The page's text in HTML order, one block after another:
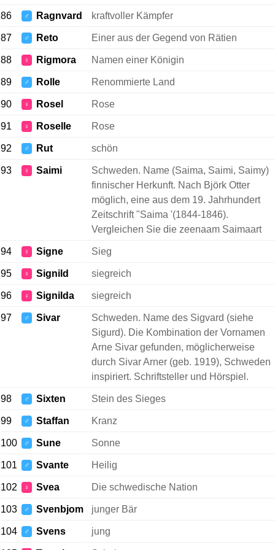
86 ♂ Ragnvard kraftvoller Kämpfer
87 ♂ Reto Einer aus der Gegend von Rätien
88 ♀ Rigmora Namen einer Königin
89 ♂ Rolle Renommierte Land
90 ♀ Rosel Rose
91 ♀ Roselle Rose
92 ♂ Rut schön
93 ♀ Saimi
Schweden. Name (Saima, Saimi, Saimy)
finnischer Herkunft. Nach Björk Otter
möglich, eine aus dem 19. Jahrhundert
Zeitschrift "Saima '(1844-1846).
Vergleichen Sie die zeenaam Saimaart
94 ♀ Signe Sieg
95 ♀ Signild siegreich
96 ♀ Signilda siegreich
97 ♂ Sivar
Schweden. Name des Sigvard (siehe
Sigurd). Die Kombination der Vornamen
Arne Sivar gefunden, möglicherweise
durch Sivar Arner (geb. 1919), Schweden
inspiriert. Schriftsteller und Hörspiel.
98 ♂ Sixten Stein des Sieges
99 ♂ Staffan Kranz
100 ♂ Sune Sonne
101 ♂ Svante Heilig
102 ♀ Svea Die schwedische Nation
103 ♂ Svenbjom junger Bär
104 ♂ Svens jung